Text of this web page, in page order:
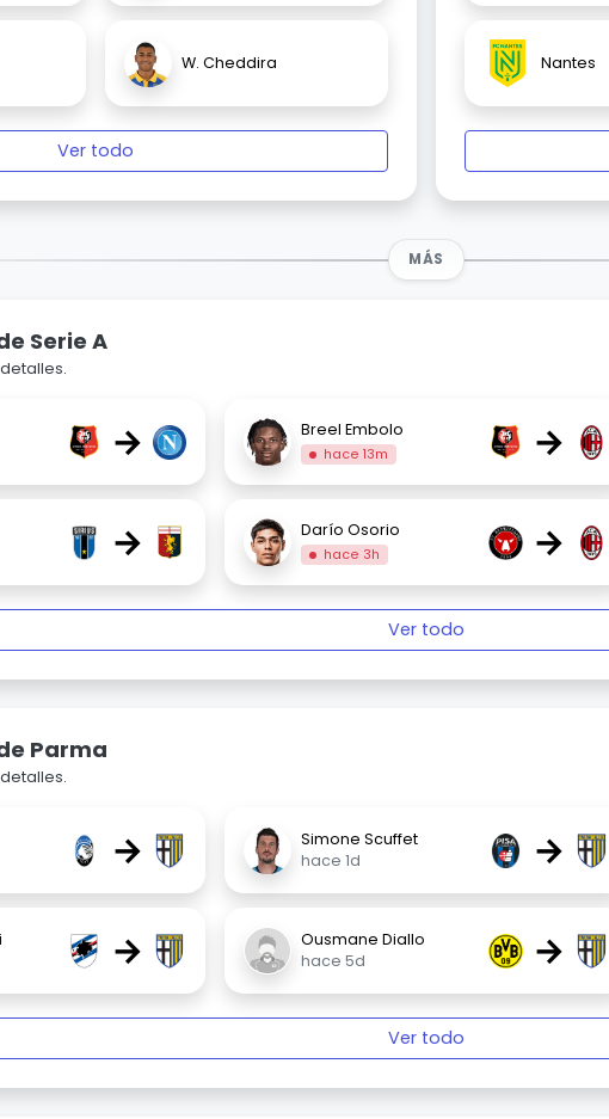
W. Cheddira
Ver todo
Nantes
MÁS
Serie A
→ Breel Embolo
hace 13m →
→ Darío Osorio
hace 3h →
Ver todo
Parma
→
Simone Scuffet
hace 1d
→
→
Ousmane Diallo
hace 5d
→
Ver todo